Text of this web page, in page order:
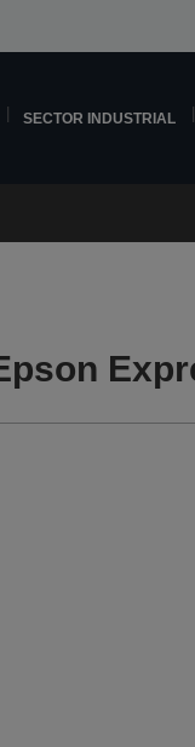
SECTOR INDUSTRIAL